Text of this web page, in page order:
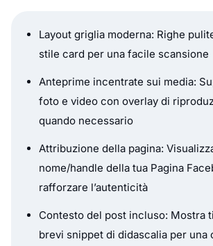
Layout griglia moderna: Righe
stile card per una facile scansione
Anteprime incentrate sui media:
foto e video con overlay di
quando necessario
Attribuzione della pagina:
nome/handle della tua Pagina
rafforzare l’autenticità
Contesto del post incluso: Mostra
brevi snippet di didascalia per una